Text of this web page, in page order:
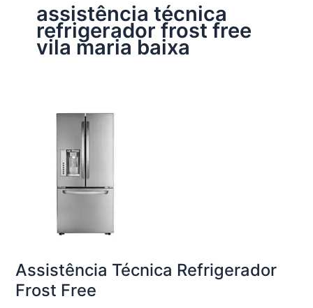
assistência técnica
refrigerador frost free
vila maria baixa
Assistência Técnica Refrigerador
Frost Free